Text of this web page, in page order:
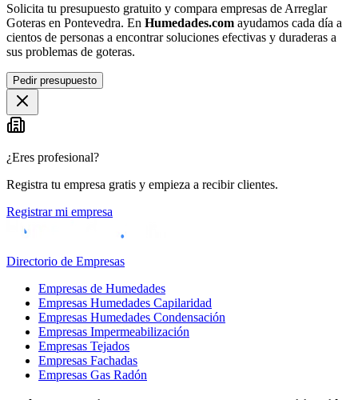
Solicita tu presupuesto gratuito y compara empresas de Arreglar
Goteras en Pontevedra. En Humedades.com ayudamos cada día a
cientos de personas a encontrar soluciones efectivas y duraderas a
sus problemas de goteras.
Pedir presupuesto
¿Eres profesional?
Registra tu empresa gratis y empieza a recibir clientes.
Registrar mi empresa
Directorio de Empresas
Empresas de Humedades
Empresas Humedades Capilaridad
Empresas Humedades Condensación
Empresas Impermeabilización
Empresas Tejados
Empresas Fachadas
Empresas Gas Radón